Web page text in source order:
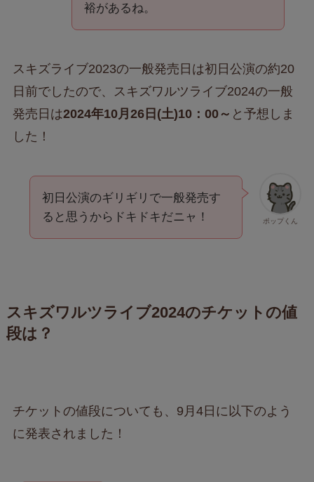
裕があるね。
スキズライブ2023の一般発売日は初日公演の約20
日前でしたので、スキズワルツライブ2024の一般
発売日は2024年10月26日(土)10：00～ と予想しま
した！
ポップくん
初日公演のギリギリで一般発売す
ると思うからドキドキだニャ！
スキズワルツライブ2024のチケットの値
段は？
チケットの値段についても、9月4日に以下のよう
に発表されました！